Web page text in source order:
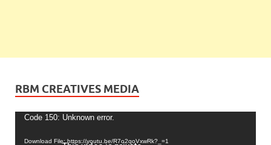
RBM CREATIVES MEDIA
Video
Code 150: Unknown error.
Download File: https://youtu.be/R7o2qoVxwRk?_=1